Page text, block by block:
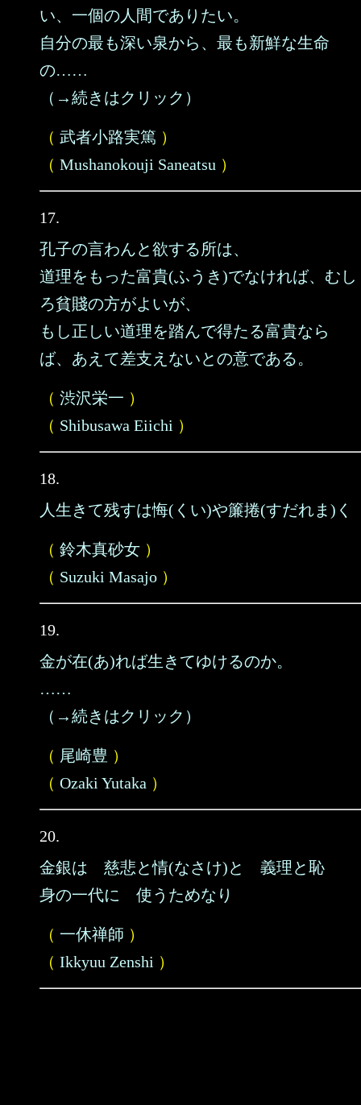
い、一個の人間でありたい。
自分の最も深い泉から、最も新鮮な生命
の……
（→続きはクリック）
（ 武者小路実篤 ）
（ Mushanokouji Saneatsu ）
17.
孔子の言わんと欲する所は、
道理をもった富貴(ふうき)でなければ、むし
ろ貧賤の方がよいが、
もし正しい道理を踏んで得たる富貴なら
ば、あえて差支えないとの意である。
（ 渋沢栄一 ）
（ Shibusawa Eiichi ）
18.
人生きて残すは悔(くい)や簾捲(すだれま)く
（ 鈴木真砂女 ）
（ Suzuki Masajo ）
19.
金が在(あ)れば生きてゆけるのか。
……
（→続きはクリック）
（ 尾崎豊 ）
（ Ozaki Yutaka ）
20.
金銀は 慈悲と情(なさけ)と 義理と恥
身の一代に 使うためなり
（ 一休禅師 ）
（ Ikkyuu Zenshi ）